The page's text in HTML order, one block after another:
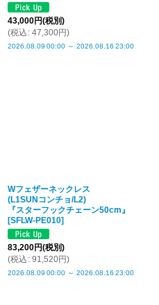
43,000円(税別)
(税込 : 47,300円)
2026.08.09 00:00 ～ 2026.08.16 23:00
Wフェザーネックレス
(L1SUNコンチョ/L2)
『スターフックチェーン50cm』
[SFLW-PE010]
83,200円(税別)
(税込 : 91,520円)
2026.08.09 00:00 ～ 2026.08.16 23:00